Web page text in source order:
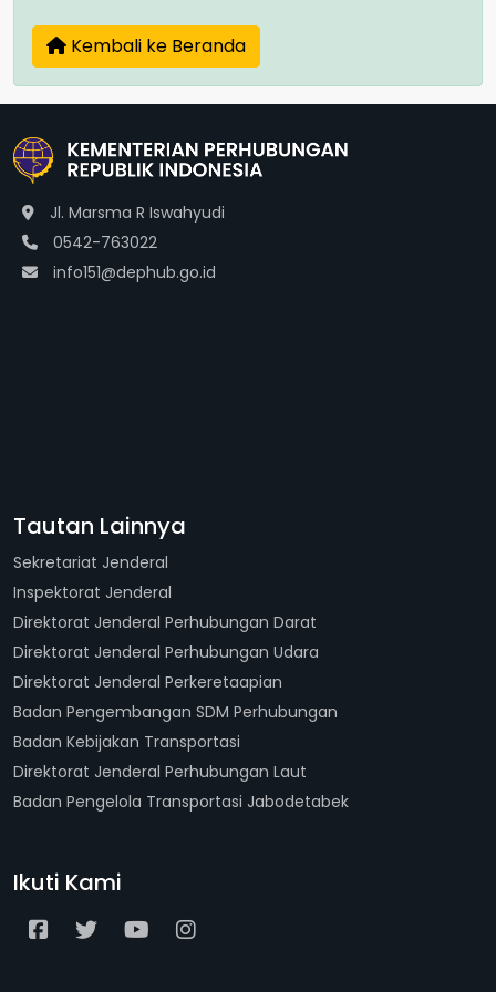
Kembali ke Beranda
Jl. Marsma R Iswahyudi
0542-763022
info151@dephub.go.id
Tautan Lainnya
Sekretariat Jenderal
Inspektorat Jenderal
Direktorat Jenderal Perhubungan Darat
Direktorat Jenderal Perhubungan Udara
Direktorat Jenderal Perkeretaapian
Badan Pengembangan SDM Perhubungan
Badan Kebijakan Transportasi
Direktorat Jenderal Perhubungan Laut
Badan Pengelola Transportasi Jabodetabek
Ikuti Kami